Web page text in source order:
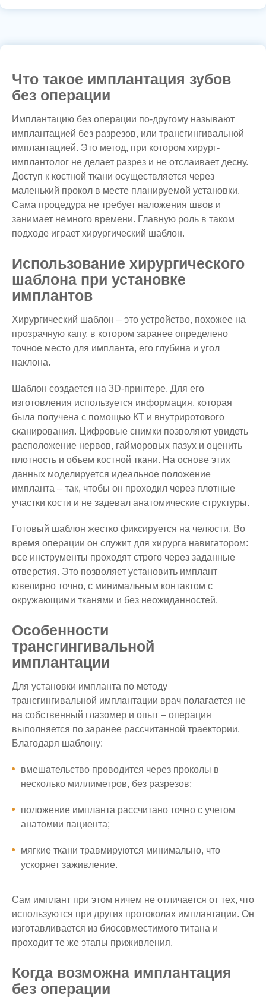
Что такое имплантация зубов
без операции
Имплантацию без операции по-другому называют
имплантацией без разрезов, или трансгингивальной
имплантацией. Это метод, при котором хирург-
имплантолог не делает разрез и не отслаивает десну.
Доступ к костной ткани осуществляется через
маленький прокол в месте планируемой установки.
Сама процедура не требует наложения швов и
занимает немного времени. Главную роль в таком
подходе играет хирургический шаблон.
Использование хирургического
шаблона при установке
имплантов
Хирургический шаблон – это устройство, похожее на
прозрачную капу, в котором заранее определено
точное место для импланта, его глубина и угол
наклона.
Шаблон создается на 3D-принтере. Для его
изготовления используется информация, которая
была получена с помощью КТ и внутриротового
сканирования. Цифровые снимки позволяют увидеть
расположение нервов, гайморовых пазух и оценить
плотность и объем костной ткани. На основе этих
данных моделируется идеальное положение
импланта – так, чтобы он проходил через плотные
участки кости и не задевал анатомические структуры.
Готовый шаблон жестко фиксируется на челюсти. Во
время операции он служит для хирурга навигатором:
все инструменты проходят строго через заданные
отверстия. Это позволяет установить имплант
ювелирно точно, с минимальным контактом с
окружающими тканями и без неожиданностей.
Особенности
трансгингивальной
имплантации
Для установки импланта по методу
трансгингивальной имплантации врач полагается не
на собственный глазомер и опыт – операция
выполняется по заранее рассчитанной траектории.
Благодаря шаблону:
вмешательство проводится через проколы в
несколько миллиметров, без разрезов;
положение импланта рассчитано точно с учетом
анатомии пациента;
мягкие ткани травмируются минимально, что
ускоряет заживление.
Сам имплант при этом ничем не отличается от тех, что
используются при других протоколах имплантации. Он
изготавливается из биосовместимого титана и
проходит те же этапы приживления.
Когда возможна имплантация
без операции